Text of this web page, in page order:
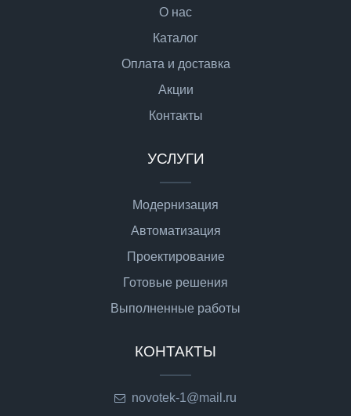
О нас
Каталог
Оплата и доставка
Акции
Контакты
УСЛУГИ
Модернизация
Автоматизация
Проектирование
Готовые решения
Выполненные работы
КОНТАКТЫ
novotek-1@mail.ru